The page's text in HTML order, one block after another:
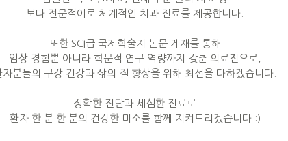
보다 전문적이로 체계적인 치과 진료를 제공합니다.
또한 SCI급 국제학술지 논문 게재를 통해
임상 경험뿐 아니라 학문적 연구 역량까지 갖춘 의료진으로,
자분들의 구강 건강과 삶의 질 향상을 위해 최선을 다하겠습니다.
정확한 진단과 세심한 진료로
환자 한 분 한 분의 건강한 미소를 함께 지켜드리겠습니다 :)